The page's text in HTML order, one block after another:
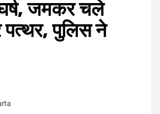
जमकर चले
पुलिस ने